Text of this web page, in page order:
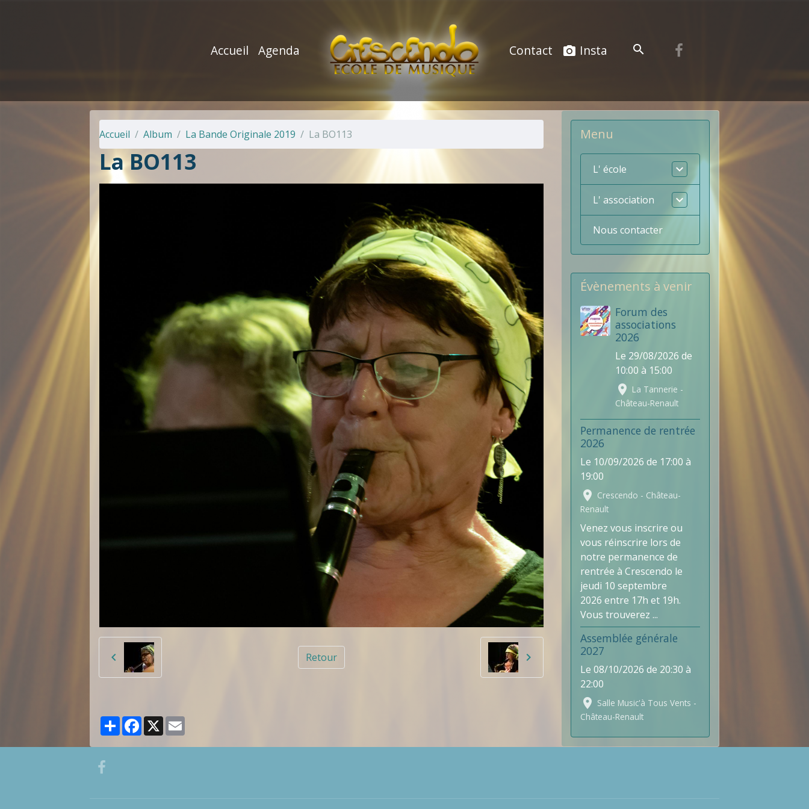
Accueil Agenda Contact Insta
Accueil Album La Bande Originale 2019 La BO113
La BO113
Retour
PartagerFacebook
X
Menu
L' école
L' association
Nous contacter
Évènements à venir
Forum des
associations
2026
Le 29/08/2026 de
10:00 à 15:00
La Tannerie -
Château-Renault
Permanence de rentrée
2026
Le 10/09/2026 de 17:00 à
19:00
Crescendo - Château-
Renault
Venez vous inscrire ou
vous réinscrire lors de
notre permanence de
rentrée à Crescendo le
jeudi 10 septembre
2026 entre 17h et 19h.
Vous trouverez ...
Assemblée générale
2027
Le 08/10/2026 de 20:30 à
22:00
Salle Music'à Tous Vents -
Château-Renault